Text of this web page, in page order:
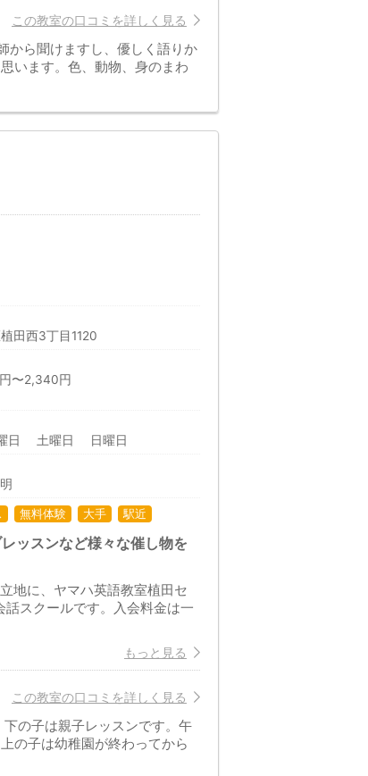
この教室の口コミを詳しく見る
から聞けますし、優しく語りか
います。色、動物、身のまわ
田西3丁目1120
〜2,340円
日 土曜日 日曜日
無料体験 大手 駅近
ッスンなど様々な催し物を
地に、ヤマハ英語教室植田セ
スクールです。入会料金は一
もっと見る
この教室の口コミを詳しく見る
の子は親子レッスンです。午
の子は幼稚園が終わってから